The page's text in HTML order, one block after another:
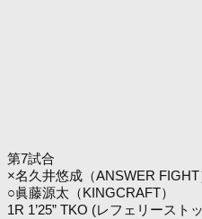
第7試合
×名久井悠成（ANSWER FIGHT
○眞藤源太（KINGCRAFT）
1R 1’25” TKO (レフェリースト